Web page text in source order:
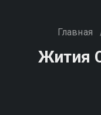
Главная
Жития